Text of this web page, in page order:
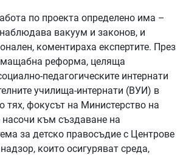
по проекта определено има –
вакуум и законов, и
коментираха експертите. През
мащабна реформа, целяща
педагогическите интернати
училища-интернати (ВУИ) в
тях, фокусът на Министерство на
насочи към създаване на
за детско правосъдие с Центрове
които осигуряват среда,